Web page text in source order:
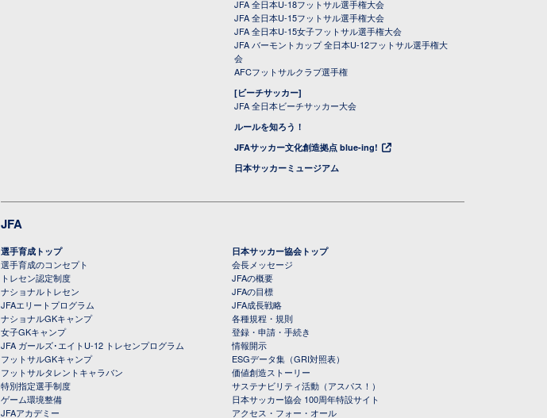
JFA 全日本U-18フットサル選手権大会
JFA 全日本U-15フットサル選手権大会
JFA 全日本U-15女子フットサル選手権大会
JFA バーモントカップ 全日本U-12フットサル選手権大
会
AFCフットサルクラブ選手権
[ビーチサッカー]
JFA 全日本ビーチサッカー大会
ルールを知ろう！
JFAサッカー文化創造拠点 blue-ing!
日本サッカーミュージアム
JFA
選手育成トップ
選手育成のコンセプト
トレセン認定制度
ナショナルトレセン
JFAエリートプログラム
ナショナルGKキャンプ
女子GKキャンプ
JFA ガールズ･エイトU-12 トレセンプログラム
フットサルGKキャンプ
フットサルタレントキャラバン
特別指定選手制度
ゲーム環境整備
JFAアカデミー
日本サッカー協会トップ
会長メッセージ
JFAの概要
JFAの目標
JFA成長戦略
各種規程・規則
登録・申請・手続き
情報開示
ESGデータ集（GRI対照表）
価値創造ストーリー
サステナビリティ活動（アスパス！）
日本サッカー協会 100周年特設サイト
アクセス・フォー・オール